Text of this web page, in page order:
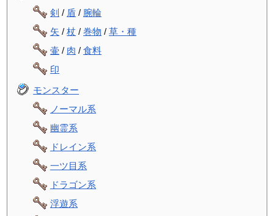
剣 / 盾 / 腕輪
矢 /杖 /巻物 /草・種
壷 / 肉 /食料
印
モンスター
ノーマル系
幽霊系
ドレイン系
一ツ目系
ドラゴン系
浮遊系